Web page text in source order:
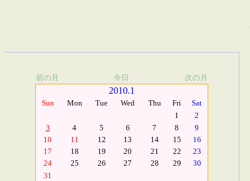
前の月 今日 次の月
2010.1
Sun Mon Tue Wed Thu Fri
Sat
1
2
3
4 5 6 7 8
9
10
11 12 13 14 15
16
17
18 19 20 21 22
23
24
25 26 27 28 29
30
31